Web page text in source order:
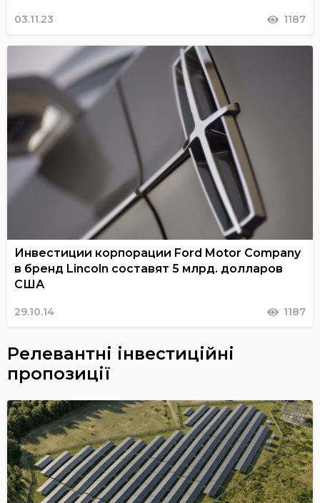
03.11.23 1187
Инвестиции корпорации Ford Motor Company
в бренд Lincoln составят 5 млрд. долларов
США
29.10.14 1187
Релевантні інвестиційні
пропозиції